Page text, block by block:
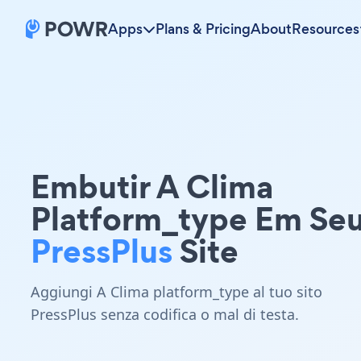
Apps Plans & PricingAboutResources
Embutir A Clima
Platform_type Em
PressPlusSite
Aggiungi A Clima platform_type al tuo sito
PressPlus senza codifica o mal di testa.